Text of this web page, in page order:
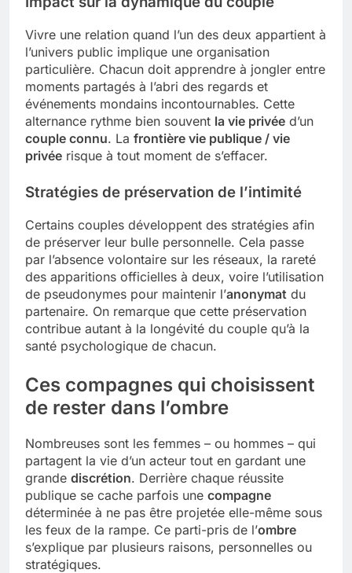
Vivre une relation quand l’un des deux appartient à
l’univers public implique une organisation
particulière. Chacun doit apprendre à jongler entre
moments partagés à l’abri des regards et
événements mondains incontournables. Cette
alternance rythme bien souvent la vie privée d’un
couple connu. La frontière vie publique / vie
privée risque à tout moment de s’effacer.
Stratégies de préservation de l’intimité
Certains couples développent des stratégies afin
de préserver leur bulle personnelle. Cela passe
par l’absence volontaire sur les réseaux, la rareté
des apparitions officielles à deux, voire l’utilisation
de pseudonymes pour maintenir l’anonymat du
partenaire. On remarque que cette préservation
contribue autant à la longévité du couple qu’à la
santé psychologique de chacun.
Ces compagnes qui choisissent
de rester dans l’ombre
Nombreuses sont les femmes – ou hommes – qui
partagent la vie d’un acteur tout en gardant une
grande discrétion. Derrière chaque réussite
publique se cache parfois une compagne
déterminée à ne pas être projetée elle-même sous
les feux de la rampe. Ce parti-pris de l’ombre
s’explique par plusieurs raisons, personnelles ou
stratégiques.